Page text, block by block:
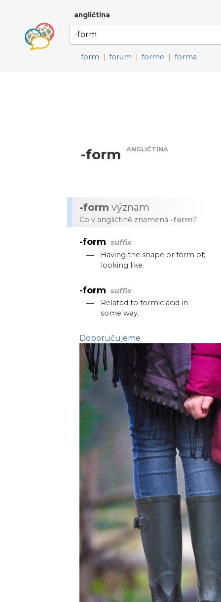
angličtina
form | forum | forme | forma
-form ANGLIČTINA
-form význam
Co v angličtině znamená -form?
-form suffix
—
Having the shape or form of;
looking like.
-form suffix
—
Related to formic acid in
some way.
Doporučujeme